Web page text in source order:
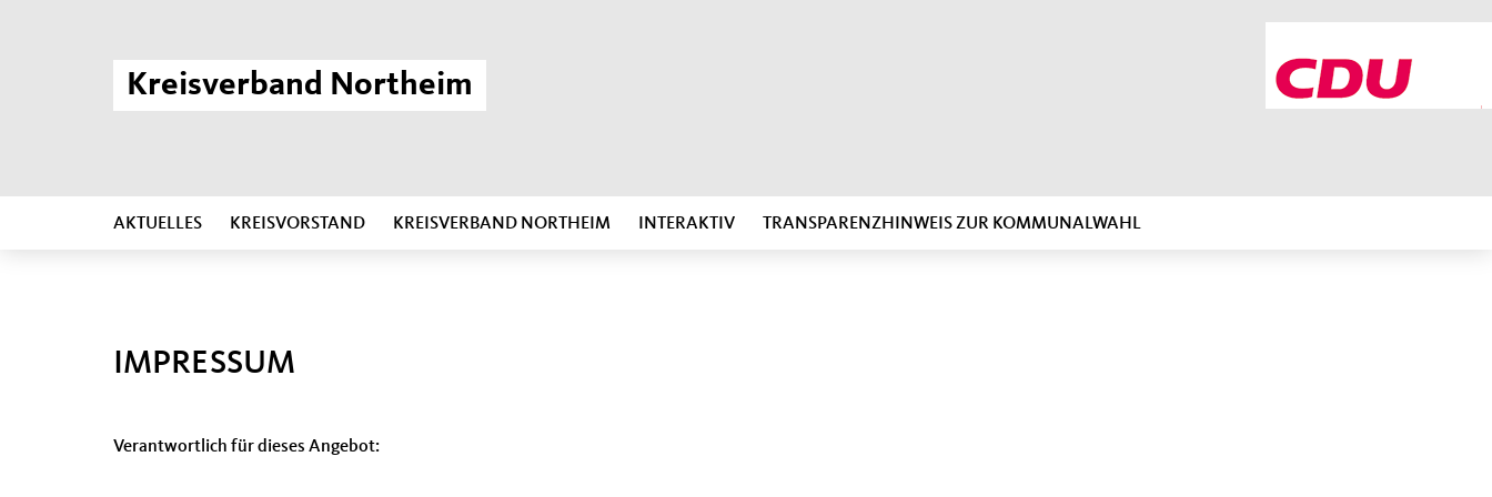
Kreisverband Northeim
AKTUELLES KREISVORSTAND KREISVERBAND NORTHEIM INTERAKTIV TRANSPARENZHINWEIS ZUR KOMMUNALWAHL
IMPRESSUM
Verantwortlich für dieses Angebot: